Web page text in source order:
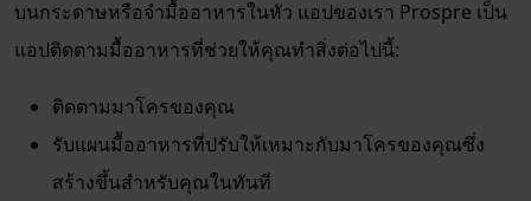
บนกระดาษหรือจำมื้ออาหารในหัว แอปของเรา Prospre เป็น
แอปติดตามมื้ออาหารที่ช่วยให้คุณทำสิ่งต่อไปนี้:
ติดตามมาโครของคุณ
รับแผนมื้ออาหารที่ปรับให้เหมาะกับมาโครของคุณซึ่ง
สร้างขึ้นสำหรับคุณในทันที